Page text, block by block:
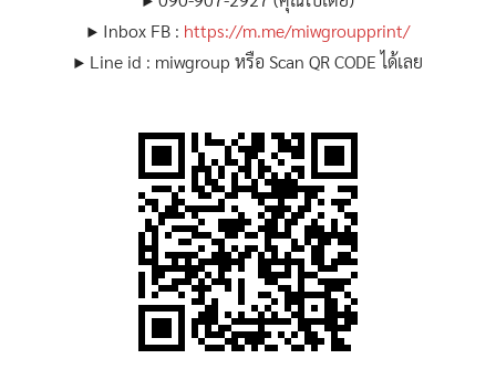
▶ Inbox FB : https://m.me/miwgroupprint/
▶ Line id : miwgroup หรือ Scan QR CODE ได้เลย